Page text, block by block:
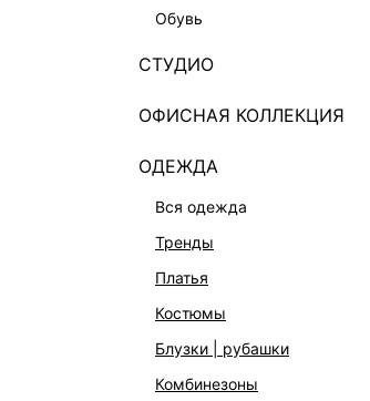
обувь
СТУДИО
ОФИСНАЯ КОЛЛЕКЦИЯ
ОДЕЖДА
вся одежда
тренды
платья
костюмы
блузки | рубашки
комбинезоны